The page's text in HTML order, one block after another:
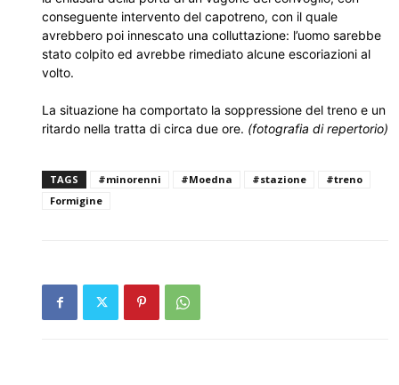
conseguente intervento del capotreno, con il quale
avrebbero poi innescato una colluttazione: l’uomo sarebbe
stato colpito ed avrebbe rimediato alcune escoriazioni al
volto.
La situazione ha comportato la soppressione del treno e un
ritardo nella tratta di circa due ore. (fotografia di repertorio)
TAGS #minorenni #Moedna #stazione
#treno
Formigine